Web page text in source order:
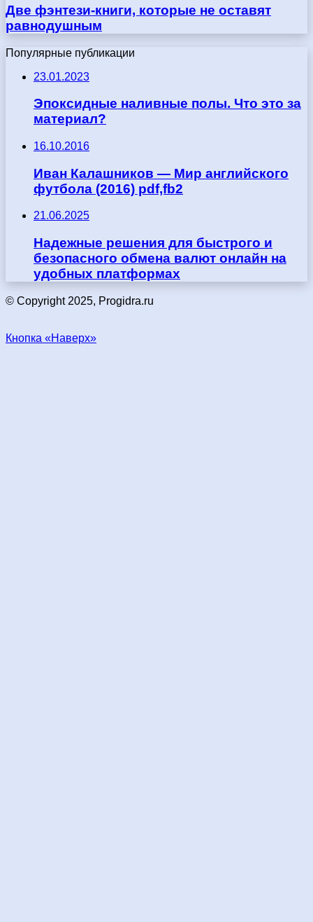
Две фэнтези-книги, которые не оставят
равнодушным
Популярные публикации
23.01.2023
Эпоксидные наливные полы. Что это за
материал?
16.10.2016
Иван Калашников — Мир английского
футбола (2016) pdf,fb2
21.06.2025
Надежные решения для быстрого и
безопасного обмена валют онлайн на
удобных платформах
© Copyright 2025, Progidra.ru
Кнопка «Наверх»